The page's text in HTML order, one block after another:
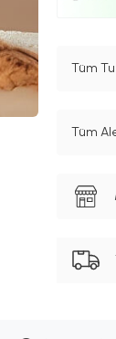
Tüm
Tüm